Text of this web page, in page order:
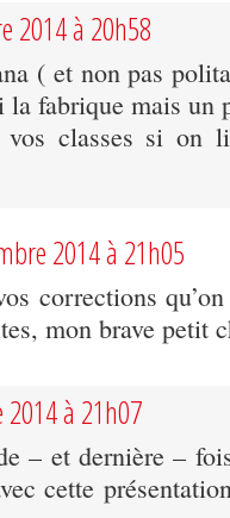
2014 à 20h58
( et non pas
la fabrique mais un
classes si on
2014 à 21h05
corrections
mon brave petit
à 21h07
– et dernière –
cette